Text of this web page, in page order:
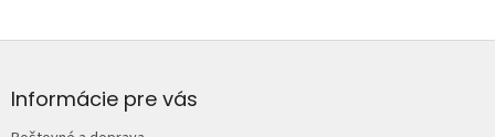
pInformácie pre vás